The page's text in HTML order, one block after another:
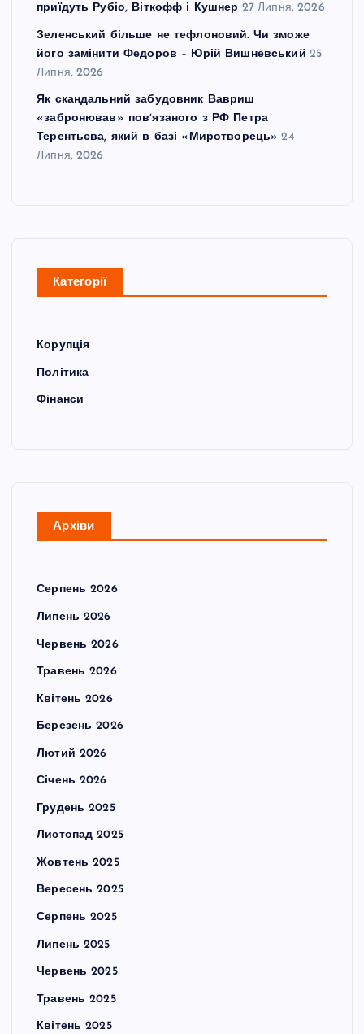
приїдуть Рубіо, Віткофф і Кушнер 27 Липня, 2026
Зеленський більше не тефлоновий. Чи зможе
його замінити Федоров – Юрій Вишневський 25
Липня, 2026
Як скандальний забудовник Вавриш
«забронював» повʼязаного з РФ Петра
Терентьєва, який в базі «Миротворець» 24
Липня, 2026
Категорії
Корупція
Політика
Фінанси
Архіви
Серпень 2026
Липень 2026
Червень 2026
Травень 2026
Квітень 2026
Березень 2026
Лютий 2026
Січень 2026
Грудень 2025
Листопад 2025
Жовтень 2025
Вересень 2025
Серпень 2025
Липень 2025
Червень 2025
Травень 2025
Квітень 2025